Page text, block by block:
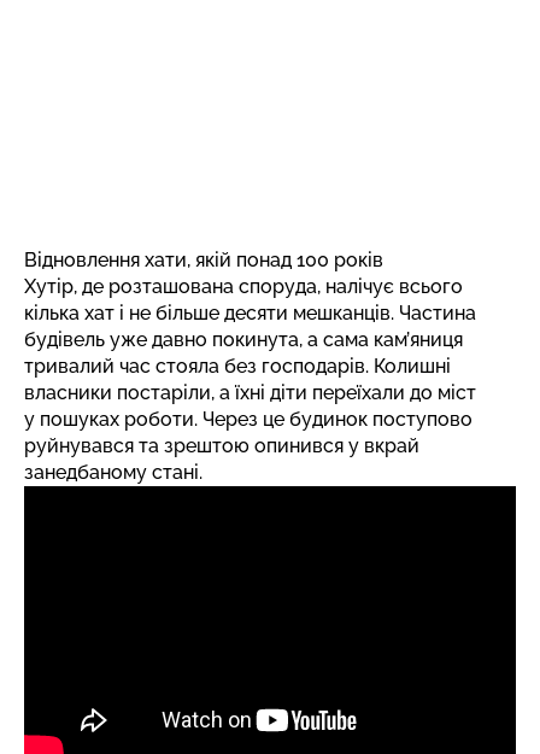
Відновлення хати, якій понад 100 років
Хутір, де розташована споруда, налічує всього
кілька хат і не більше десяти мешканців. Частина
будівель уже давно покинута, а сама кам’яниця
тривалий час стояла без господарів. Колишні
власники постаріли, а їхні діти переїхали до міст
у пошуках роботи. Через це будинок поступово
руйнувався та зрештою опинився у вкрай
занедбаному стані.